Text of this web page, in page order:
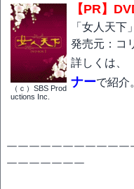
（ｃ）SBS Prod
uctions Inc.
【PR】
「女人天
発売元：コ
詳しくは、
ナーで紹介
￣￣￣￣￣￣￣￣￣￣
￣￣￣￣￣￣￣